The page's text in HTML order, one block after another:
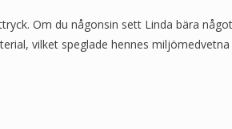
Om du någonsin sett Linda bära
vilket speglade hennes miljömedvetna